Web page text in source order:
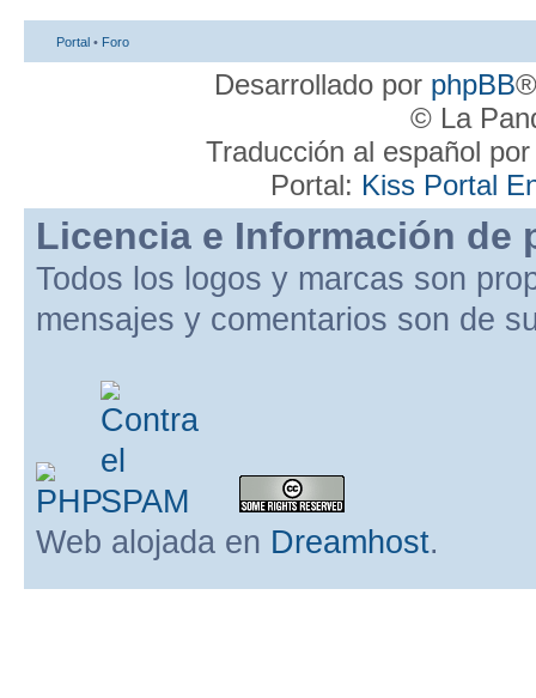
Portal • Foro
Desarrollado por phpBB
© La
Traducción al español
Portal: Kiss Portal
Licencia e Información de
Todos los logos y marcas son
mensajes y comentarios son de
Web alojada en Dreamhost.